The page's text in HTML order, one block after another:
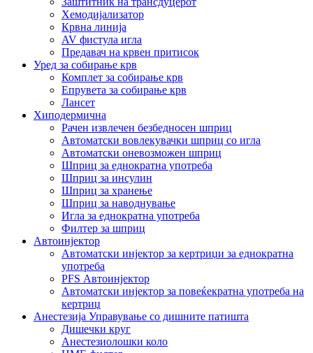
Хемодијализатор
Крвна линија
AV фистула игла
Предавач на крвен притисок
Уред за собирање крв
Комплет за собирање крв
Епрувета за собирање крв
Лансет
Хиподермична
Рачен извлечен безбедносен шприц
Автоматски вовлекувачки шприц со игла
Автоматски оневозможен шприц
Шприц за еднократна употреба
Шприц за инсулин
Шприц за хранење
Шприц за наводнување
Игла за еднократна употреба
Филтер за шприц
Автоинјектор
Автоматски инјектор за кертриџи за еднократна
употреба
PFS Автоинјектор
Автоматски инјектор за повеќекратна употреба на
кертриџ
Анестезија Управување со дишните патишта
Дишечки круг
Анестезиолошки коло